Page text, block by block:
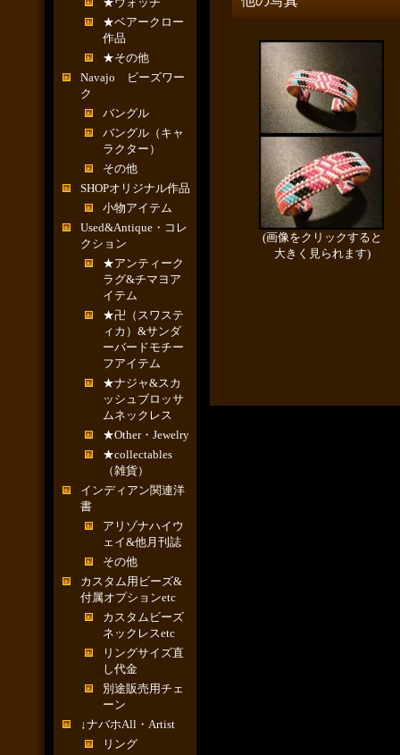
★ベアークロー
作品
★その他
Navajo ビーズワー
ク
バングル
バングル（キャ
ラクター）
その他
SHOPオリジナル作品
小物アイテム
Used&Antique・コレ
クション
★アンティーク
ラグ&チマヨア
イテム
★卍（スワステ
ィカ）&サンダ
ーバードモチー
フアイテム
★ナジャ&スカ
ッシュブロッサ
ムネックレス
★Other・Jewelry
★collectables
（雑貨）
インディアン関連洋
書
アリゾナハイウ
ェイ&他月刊誌
その他
カスタム用ビーズ&
付属オプションetc
カスタムビーズ
ネックレスetc
リングサイズ直
し代金
別途販売用チェ
ーン
↓ナバホAll・Artist
リング
(画像をクリックすると
大きく見られます)